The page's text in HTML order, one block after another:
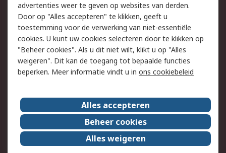
Wettelijk
Cookiebeleid
Email veiligheid
Privacybeleid
Websitevoorwaarden
Algemene
verkoopvoorwaarden
Over RS
RS Group
Over ons
RS wereldwijd
Werken bij RS
ESG
advertenties weer te geven op websites van derden.
Door op "Alles accepteren" te klikken, geeft u
toestemming voor de verwerking van niet-essentiële
cookies. U kunt uw cookies selecteren door te klikken op
"Beheer cookies". Als u dit niet wilt, klikt u op "Alles
weigeren". Dit kan de toegang tot bepaalde functies
beperken. Meer informatie vindt u in ons cookiebeleid
Alles accepteren
Beheer cookies
Alles weigeren